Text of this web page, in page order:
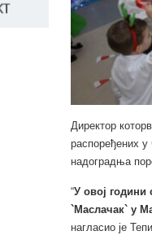
Директор
распоређених
надоградња
“У овој години
`Маслачак` у
нагласио је